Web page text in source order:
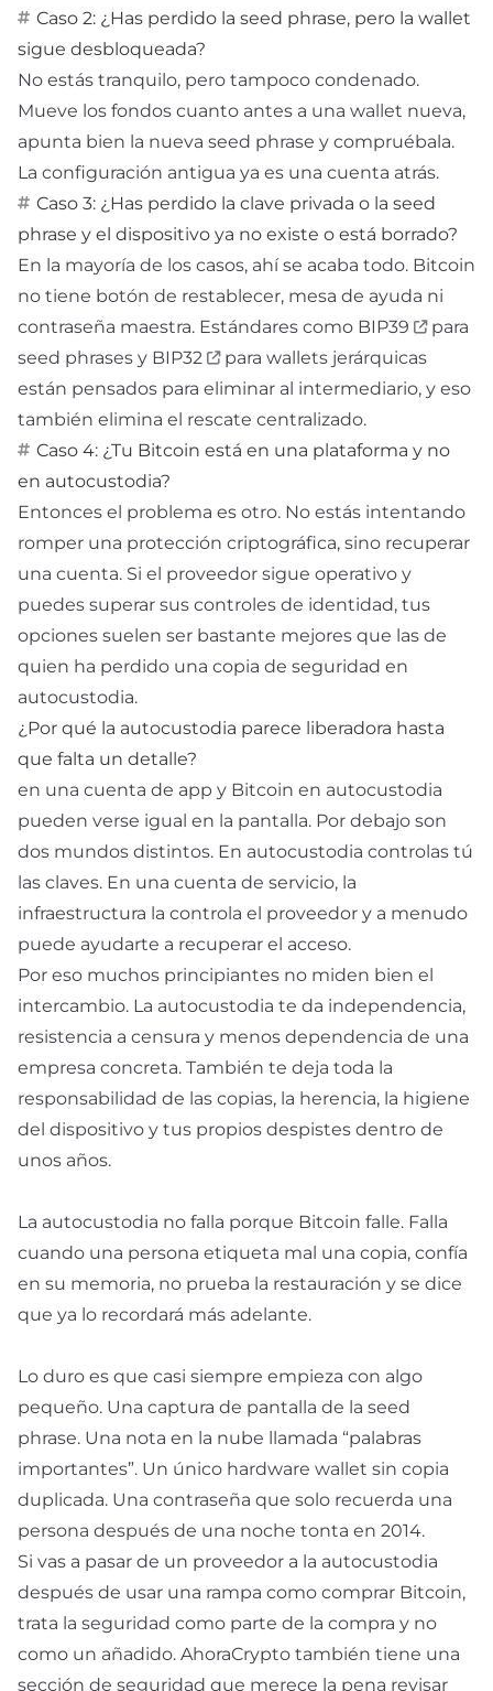
Caso 2: ¿Has perdido la seed phrase, pero la wallet
sigue desbloqueada?
No estás tranquilo, pero tampoco condenado.
Mueve los fondos cuanto antes a una wallet nueva,
apunta bien la nueva seed phrase y compruébala.
La configuración antigua ya es una cuenta atrás.
Caso 3: ¿Has perdido la clave privada o la seed
phrase y el dispositivo ya no existe o está borrado?
En la mayoría de los casos, ahí se acaba todo. Bitcoin
no tiene botón de restablecer, mesa de ayuda ni
contraseña maestra. Estándares como BIP39
para
seed phrases y BIP32
para wallets jerárquicas
están pensados para eliminar al intermediario, y eso
también elimina el rescate centralizado.
Caso 4: ¿Tu Bitcoin está en una plataforma y no
en autocustodia?
Entonces el problema es otro. No estás intentando
romper una protección criptográfica, sino recuperar
una cuenta. Si el proveedor sigue operativo y
puedes superar sus controles de identidad, tus
opciones suelen ser bastante mejores que las de
quien ha perdido una copia de seguridad en
autocustodia.
¿Por qué la autocustodia parece liberadora hasta
que falta un detalle?
en una cuenta de app y Bitcoin en autocustodia
pueden verse igual en la pantalla. Por debajo son
dos mundos distintos. En autocustodia controlas tú
las claves. En una cuenta de servicio, la
infraestructura la controla el proveedor y a menudo
puede ayudarte a recuperar el acceso.
Por eso muchos principiantes no miden bien el
intercambio. La autocustodia te da independencia,
resistencia a censura y menos dependencia de una
empresa concreta. También te deja toda la
responsabilidad de las copias, la herencia, la higiene
del dispositivo y tus propios despistes dentro de
unos años.
La autocustodia no falla porque Bitcoin falle. Falla
cuando una persona etiqueta mal una copia, confía
en su memoria, no prueba la restauración y se dice
que ya lo recordará más adelante.
Lo duro es que casi siempre empieza con algo
pequeño. Una captura de pantalla de la seed
phrase. Una nota en la nube llamada “palabras
importantes”. Un único hardware wallet sin copia
duplicada. Una contraseña que solo recuerda una
persona después de una noche tonta en 2014.
Si vas a pasar de un proveedor a la autocustodia
después de usar una rampa como comprar Bitcoin,
trata la seguridad como parte de la compra y no
como un añadido. AhoraCrypto también tiene una
sección de seguridad que merece la pena revisar